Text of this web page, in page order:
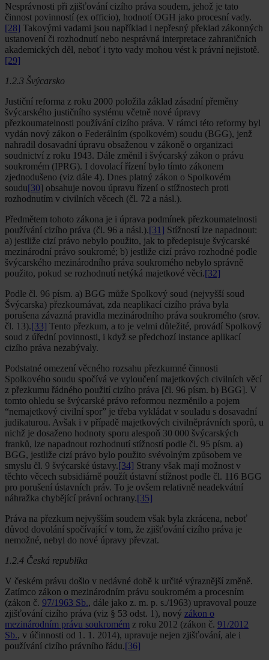
Nesprávnosti při zjišťování cizího práva soudem, jehož je tato
činnost povinností (ex officio), hodnotí OGH jako procesní vady.
[28] Takovými vadami jsou například i nepřesný překlad zákonných
ustanovení či rozhodnutí nebo nesprávná interpretace zahraničních
akademických děl, neboť i tyto vady mohou vést k právní nejistotě.
[29]
1.2.3 Švýcarsko
Justiční reforma z roku 2000 položila základ zásadní přeměny
švýcarského justičního systému včetně nové úpravy
přezkoumatelnosti používání cizího práva. V rámci této reformy byl
vydán nový zákon o Federálním (spolkovém) soudu (BGG), jenž
nahradil dosavadní úpravu obsaženou v zákoně o organizaci
soudnictví z roku 1943. Dále změnil i švýcarský zákon o právu
soukromém (IPRG). I dovolací řízení bylo tímto zákonem
zjednodušeno (viz dále 4). Dnes platný zákon o Spolkovém
soudu[30] obsahuje novou úpravu řízení o stížnostech proti
rozhodnutím v civilních věcech (čl. 72 a násl.).
Předmětem tohoto zákona je i úprava podmínek přezkoumatelnosti
používání cizího práva (čl. 96 a násl.).[31] Stížností lze napadnout:
a) jestliže cizí právo nebylo použito, jak to předepisuje švýcarské
mezinárodní právo soukromé; b) jestliže cizí právo rozhodné podle
švýcarského mezinárodního práva soukromého nebylo správně
použito, pokud se rozhodnutí netýká majetkové věci.[32]
Podle čl. 96 písm. a) BGG může Spolkový soud (nejvyšší soud
Švýcarska) přezkoumávat, zda neaplikací cizího práva byla
porušena závazná pravidla mezinárodního práva soukromého (srov.
čl. 13).[33] Tento přezkum, a to je velmi důležité, provádí Spolkový
soud z úřední povinnosti, i když se předchozí instance aplikací
cizího práva nezabývaly.
Podstatné omezení věcného rozsahu přezkumné činnosti
Spolkového soudu spočívá ve vyloučení majetkových civilních věcí
z přezkumu řádného použití cizího práva [čl. 96 písm. b) BGG]. V
tomto ohledu se švýcarské právo reformou nezměnilo a pojem
“nemajetkový civilní spor” je třeba vykládat v souladu s dosavadní
judikaturou. Avšak i v případě majetkových civilněprávních sporů, u
nichž je dosaženo hodnoty sporu alespoň 30 000 švýcarských
franků, lze napadnout rozhodnutí stížností podle čl. 95 písm. a)
BGG, jestliže cizí právo bylo použito svévolným způsobem ve
smyslu čl. 9 švýcarské ústavy.[34] Strany však mají možnost v
těchto věcech subsidiárně použít ústavní stížnost podle čl. 116 BGG
pro porušení ústavních práv. To je ovšem relativně neadekvátní
náhražka chybějící právní ochrany.[35]
Práva na přezkum nejvyšším soudem však byla zkrácena, neboť
důvod dovolání spočívající v tom, že zjišťování cizího práva je
nemožné, nebyl do nové úpravy převzat.
1.2.4 Česká republika
V českém právu došlo v nedávné době k určité výraznější změně.
Zatímco zákon o mezinárodním právu soukromém a procesním
(zákon č. 97/1963 Sb., dále jako z. m. p. s./1963) upravoval pouze
zjišťování cizího práva (viz § 53 odst. 1), nový zákon o
mezinárodním právu soukromém z roku 2012 (zákon č. 91/2012
Sb., v účinnosti od 1. 1. 2014), upravuje nejen zjišťování, ale i
používání cizího právního řádu.[36]